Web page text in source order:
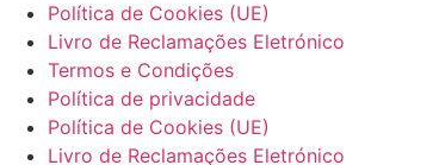
Política de Cookies (UE)
Livro de Reclamações Eletrónico
Termos e Condições
Política de privacidade
Política de Cookies (UE)
Livro de Reclamações Eletrónico